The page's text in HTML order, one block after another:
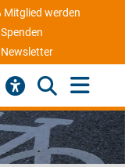
Mitglied werden
Spenden
Newsletter